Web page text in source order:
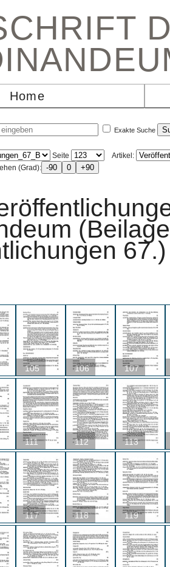
Home
Exakte Suche
Seite
Artikel:
(Grad):
105 106 107
111 112 113
117 118 119